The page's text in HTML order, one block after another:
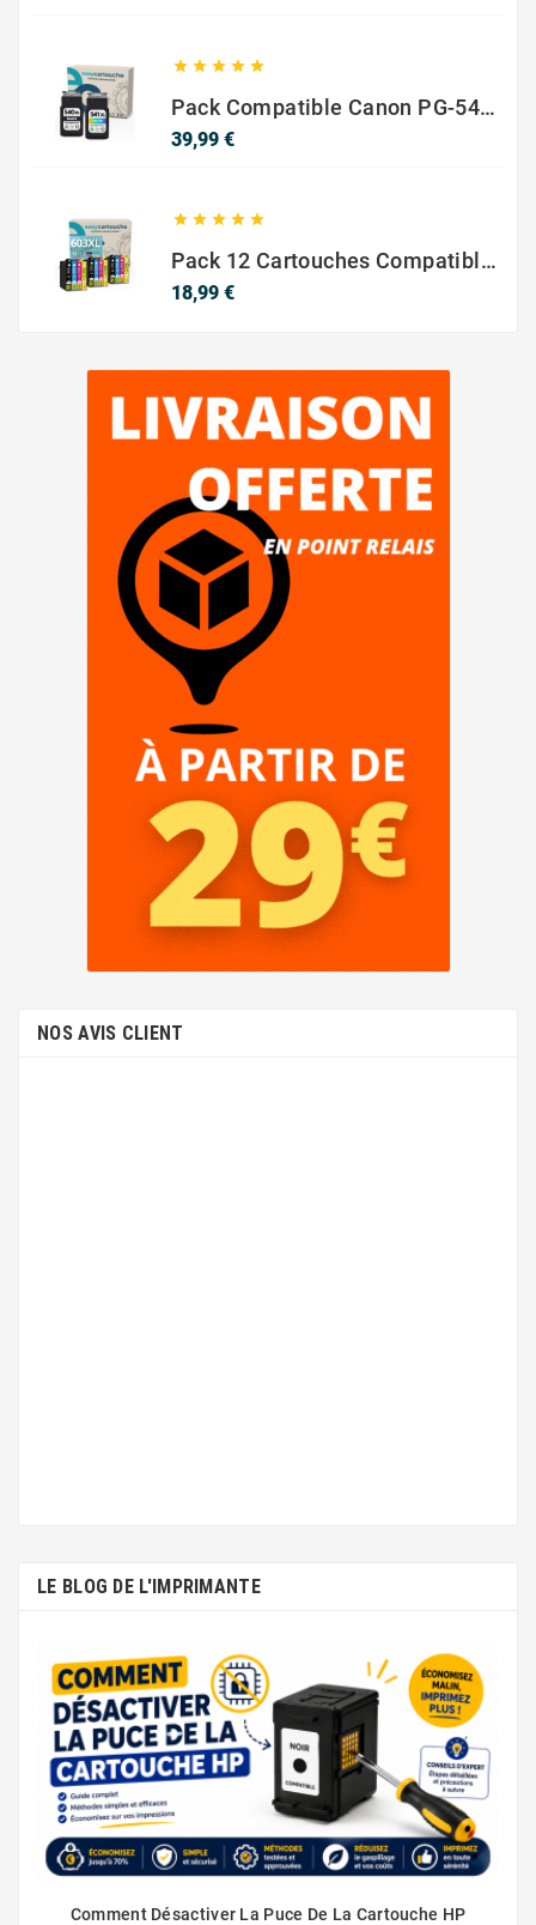
    
Pack Compatible Canon PG-540 XL / CL-541 XL – Noir & Couleur – Haute Capacité
39,99 €Prix
    
Pack 12 Cartouches Compatible EPSON 603XL
18,99 €Prix
NOS AVIS CLIENT
LE BLOG DE L'IMPRIMANTE
Comment Désactiver La Puce De La Cartouche HP